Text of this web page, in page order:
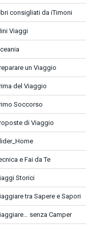
consigliati da iTimoni
Viaggi
un Viaggio
del Viaggio
Soccorso
di Viaggio
e Fai da Te
Storici
tra Sapere e Sapori
senza Camper